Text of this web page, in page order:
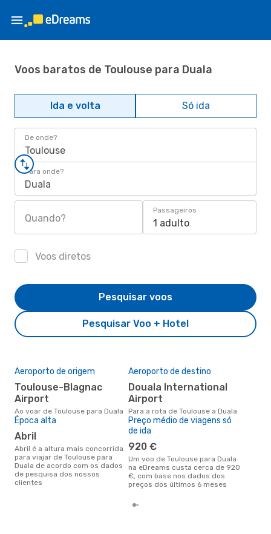
Voos baratos de Toulouse para Duala
Ida e volta Só ida
De onde?
Toulouse
Para onde?
Duala
Quando?
Passageiros
1 adulto
Voos diretos
Pesquisar Voo + Hotel
Pesquisar voos
Aeroporto de origem
Toulouse-Blagnac
Airport
Ao voar de Toulouse para Duala
Aeroporto de destino
Douala International
Airport
Para a rota de Toulouse a Duala
Época alta
abril
abril é a altura mais concorrida
para viajar de Toulouse para
Duala de acordo com os dados
de pesquisa dos nossos
clientes
Preço médio de viagens só
de ida
920 €
Um voo de Toulouse para Duala
na eDreams custa cerca de 920
€, com base nos dados dos
preços dos últimos 6 meses